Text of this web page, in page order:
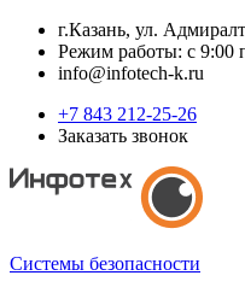
г.Казань, ул.
Режим работы: с 9:00
info@infotech-k.ru
+7 843 212-25-26
Заказать звонок
Системы безопасности